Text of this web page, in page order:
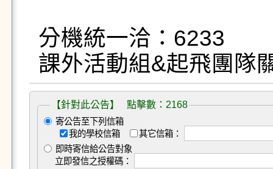
分機統一洽：6233
課外活動組&起飛團隊
【針對此公告】 點擊數：2168
寄公告至下列信箱
我的學校信箱
其它信箱：
即時寄信給公告對象
立即發信之授權碼：